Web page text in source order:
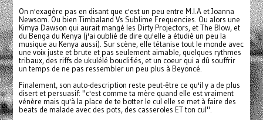
On n'exagère pas en disant que c'est un peu entre M.I.A et Joanna
Newsom. Ou bien Timbaland Vs Sublime Frequencies. Ou alors une
Kimya Dawson qui aurait mangé les Dirty Projectors, et The Blow, et
du Benga du Kenya (j'ai oublié de dire qu'elle a étudié un peu la
musique au Kenya aussi). Sur scène, elle tétanise tout le monde avec
une voix juste et brute et pas seulement aimable, quelques rythmes
tribaux, des riffs de ukulélé bouclifiés, et un coeur qui a dû souffrir
un temps de ne pas ressembler un peu plus à Beyoncé.
Finalement, son auto-description reste peut-être ce qu'il y a de plus
disert et persuasif: "c'est comme ta mère quand elle est vraiment
vénère mais qu'à la place de te botter le cul elle se met à faire des
beats de malade avec des pots, des casseroles ET ton cul".